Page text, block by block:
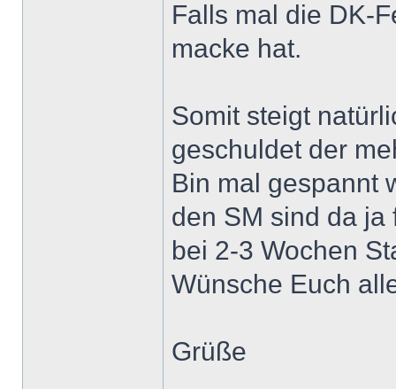
Falls mal die DK-
macke hat.
Somit steigt
geschuldet der
Bin mal gespannt
den SM sind da ja
bei 2-3 Wochen
Wünsche Euch
Grüße